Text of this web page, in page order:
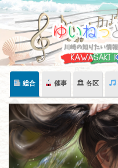
Skip
content
総合 催事 🏛 各区